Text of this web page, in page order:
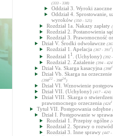
(333 - 338)
Oddział 3. Wyroki zaoczne
Oddział 4. Sprostowanie,
wyroków (350 - 525)
Rozdział 1a. Nakazy zapłaty
Rozdział 2. Postanowienia
Rozdział 3. Prawomocność
Dział V. Środki odwoławcze
Rozdział 1. Apelacja (367 - 391 1 )
Rozdział 1 1 . (Uchylony) (392
Rozdział 2. Zażalenie (394 - 424
Dział Va. Skarga kasacyjna (3981
Dział Vb. Skarga na
(39822 - 39824 )
Dział VI. Wznowienie
Dział VII. (Uchylony) (417 - 424)
Dział VIII. Skarga o
prawomocnego orzeczenia (4241
Tytuł VII. Postępowania odrębne
Dział I. Postępowanie w
Rozdział 1. Przepisy ogólne
Rozdział 2. Sprawy o
Rozdział 3. Inne sprawy (447 -